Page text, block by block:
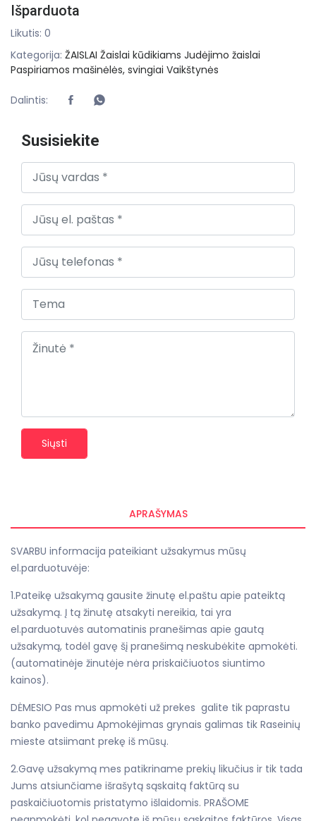
Išparduota
Likutis: 0
Kategorija: ŽAISLAI Žaislai kūdikiams Judėjimo žaislai
Paspiriamos mašinėlės, svingiai Vaikštynės
Dalintis:
Susisiekite
Siųsti
APRAŠYMAS
SVARBU informacija pateikiant užsakymus mūsų
el.parduotuvėje:
1.Pateikę užsakymą gausite žinutę el.paštu apie pateiktą
užsakymą. Į tą žinutę atsakyti nereikia, tai yra
el.parduotuvės automatinis pranešimas apie gautą
užsakymą, todėl gavę šį pranešimą neskubėkite apmokėti.
(automatinėje žinutėje nėra priskaičiuotos siuntimo
kainos).
DĖMESIO Pas mus apmokėti už prekes galite tik paprastu
banko pavedimu Apmokėjimas grynais galimas tik Raseinių
mieste atsiimant prekę iš mūsų.
2.Gavę užsakymą mes patikriname prekių likučius ir tik tada
Jums atsiunčiame išrašytą sąskaitą faktūrą su
paskaičiuotomis pristatymo išlaidomis. PRAŠOME